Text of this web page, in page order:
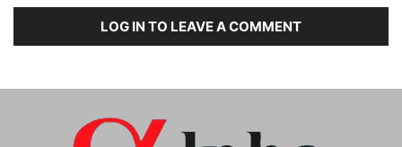
LOG IN TO LEAVE A COMMENT